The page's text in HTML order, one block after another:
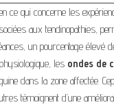
ce qui concerne les
aux tendinopathies,
un pourcentage élevé
les ondes de
dans la zone affectée.
témoignent d’une